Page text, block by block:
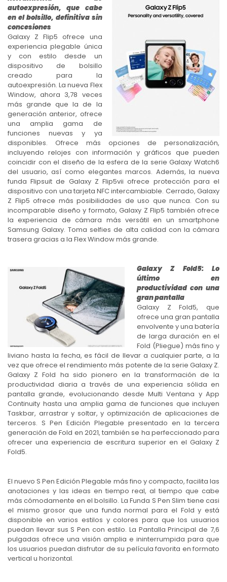
autoexpresión, que cabe
en el bolsillo, definitiva sin
concesiones
Galaxy Z Flip5 ofrece una
experiencia plegable única
y con estilo desde un
dispositivo de bolsillo
creado para la
autoexpresión. La nueva Flex
Window, ahora 3,78 veces
más grande que la de la
generación anterior, ofrece
una amplia gama de
funciones nuevas y ya
disponibles. Ofrece más opciones de personalización,
incluyendo relojes con información y gráficos que pueden
coincidir con el diseño de la esfera de la serie Galaxy Watch6
del usuario, así como elegantes marcos. Además, la nueva
funda Flipsuit de Galaxy Z Flip5vii ofrece protección para el
dispositivo con una tarjeta NFC intercambiable. Cerrado, Galaxy
Z Flip5 ofrece más posibilidades de uso que nunca. Con su
incomparable diseño y formato, Galaxy Z Flip5 también ofrece
la experiencia de cámara más versátil en un smartphone
Samsung Galaxy. Toma selfies de alta calidad con la cámara
trasera gracias a la Flex Window más grande.
Galaxy Z Fold5: Lo
último en
productividad con una
gran pantalla
Galaxy Z Fold5, que
ofrece una gran pantalla
envolvente y una batería
de larga duración en el
Fold (Pliegue) más fino y
liviano hasta la fecha, es fácil de llevar a cualquier parte, a la
vez que ofrece el rendimiento más potente de la serie Galaxy Z.
Galaxy Z Fold ha sido pionero en la transformación de la
productividad diaria a través de una experiencia sólida en
pantalla grande, evolucionando desde Multi Ventana y App
Continuity hasta una amplia gama de funciones que incluyen
Taskbar, arrastrar y soltar, y optimización de aplicaciones de
terceros. S Pen Edición Plegable presentado en la tercera
generación de Fold en 2021, también se ha perfeccionado para
ofrecer una experiencia de escritura superior en el Galaxy Z
Fold5.
El nuevo S Pen Edición Plegable más fino y compacto, facilita las
anotaciones y las ideas en tiempo real, al tiempo que cabe
más cómodamente en el bolsillo. La Funda S Pen Slim tiene casi
el mismo grosor que una funda normal para el Fold y está
disponible en varios estilos y colores para que los usuarios
puedan llevar sus S Pen con estilo. La Pantalla Principal de 7,6
pulgadas ofrece una visión amplia e ininterrumpida para que
los usuarios puedan disfrutar de su película favorita en formato
vertical u horizontal.